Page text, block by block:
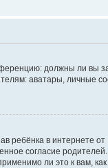
должны ли
аватары, личные
ребёнка в интернете
согласие
ли это к вам,